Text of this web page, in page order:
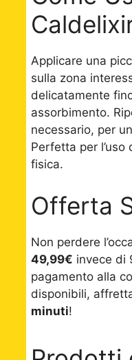
Applicare una
sulla zona
delicatamente
assorbimento.
necessario, per
Perfetta per l’uso
fisica.
Offerta
Non perdere
49,99€ invece di
pagamento alla
disponibili,
minuti!